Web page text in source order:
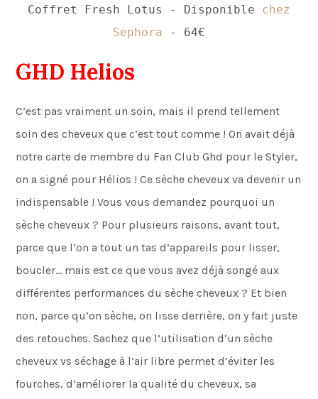
Coffret Fresh Lotus - Disponible chez
Sephora - 64€
GHD Helios
C’est pas vraiment un soin, mais il prend tellement
soin des cheveux que c’est tout comme ! On avait déjà
notre carte de membre du Fan Club Ghd pour le Styler,
on a signé pour Hélios ! Ce sèche cheveux va devenir un
indispensable ! Vous vous demandez pourquoi un
sèche cheveux ? Pour plusieurs raisons, avant tout,
parce que l’on a tout un tas d’appareils pour lisser,
boucler… mais est ce que vous avez déjà songé aux
différentes performances du sèche cheveux ? Et bien
non, parce qu’on sèche, on lisse derrière, on y fait juste
des retouches. Sachez que l’utilisation d’un sèche
cheveux vs séchage à l’air libre permet d’éviter les
fourches, d’améliorer la qualité du cheveux, sa